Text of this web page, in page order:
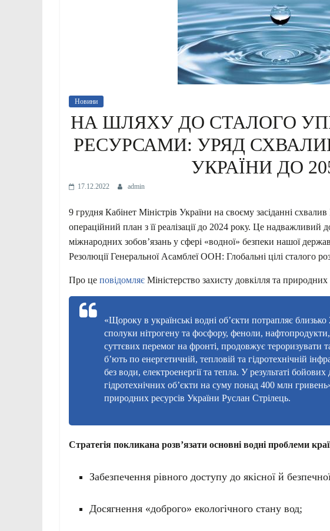
Новини
НА ШЛЯХУ ДО СТАЛОГО
РЕСУРСАМИ: УРЯД
УКРАЇНИ ДО
17.12.2022 admin
9 грудня Кабінет Міністрів України на своєму засіданні
операційний план з її реалізації до 2024 року. Це
міжнародних зобов’язань у сфері «водної» безпеки нашої
Резолюції Генеральної Асамблеї ООН: Глобальні цілі сталого
Про це повідомляє Міністерство захисту довкілля та природних
«Щороку в українські водні об’єкти потрапляє
сполуки нітрогену та фосфору, феноли,
суттєвих перемог на фронті, продовжує тероризувати
б’ють по енергетичній, тепловій та гідротехнічній
без води, електроенергії та тепла. У результаті
гідротехнічних об’єкти на суму понад 400 млн
природних ресурсів України Руслан Стрілець.
Стратегія покликана розв’язати основні водні проблеми
Забезпечення рівного доступу до якісної й
Досягнення «доброго» екологічного стану вод;